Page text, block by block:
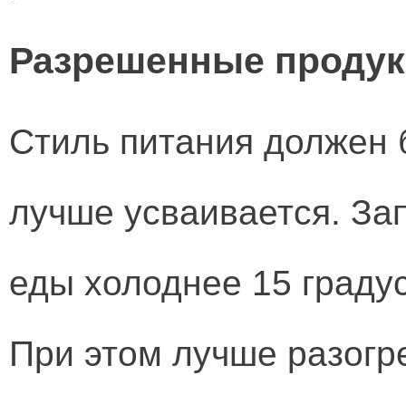
Разрешенные
Стиль питания
лучше усваивается.
еды холоднее 15
При этом лучше